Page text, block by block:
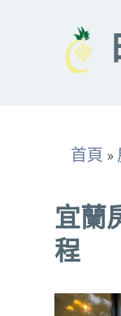
首頁 »
宜蘭
程